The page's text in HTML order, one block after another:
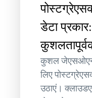
डेटा
कुशल
लिए
उठाएं।